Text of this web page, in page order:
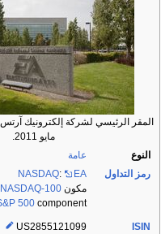
المقر الرئيسي لشركة إلكترونيك
مايو 2011.
النوع
عامة
رمز التداول
NASDAQ:
EA
مكون NASDAQ-100
500 component
ISIN
US2855121099